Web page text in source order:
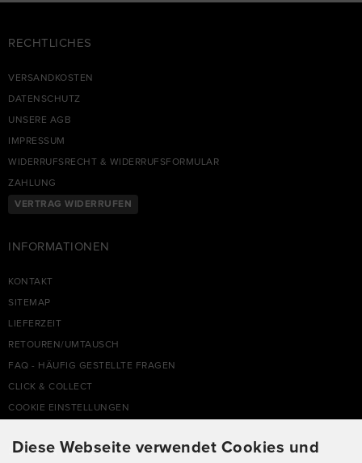
RECHTLICHES
VERSANDKOSTEN
DATENSCHUTZ
UNSERE AGB
IMPRESSUM
WIDERRUFSRECHT & WIDERRUFSFORMULAR
ZAHLUNG
VERTRAG WIDERRUFEN
INFORMATIONEN
KONTAKT
SITEMAP
LIEFERZEIT
RETOUREN/UMTAUSCH
FAQ - HÄUFIG GESTELLTE FRAGEN
CLICK & COLLECT
COOKIE EINSTELLUNGEN
SUPPORTHOTLINE
Diese Webseite verwendet Cookies und